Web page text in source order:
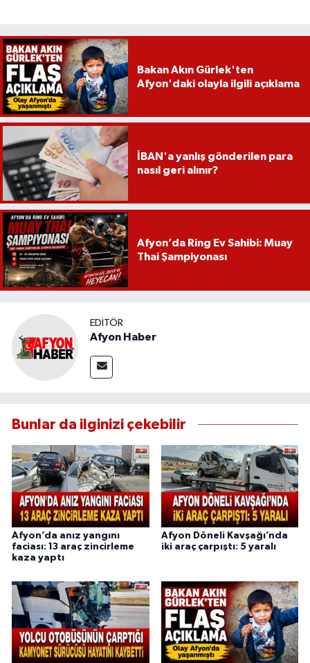
Bakan Akın Gürlek'ten
Afyon'daki olayla ilgili açıklama
İBAN'a yanlış gönderilen para
nasıl geri alınır?
Afyon’da Ring Ev Sahibi: Muay
Thai Şampiyonası
EDITÖR
Afyon Haber
Bunlar da ilginizi çekebilir
Afyon’da anız yangını
faciası: 13 araç zincirleme
kaza yaptı
Afyon Döneli Kavşağı’nda
iki araç çarpıştı: 5 yaralı